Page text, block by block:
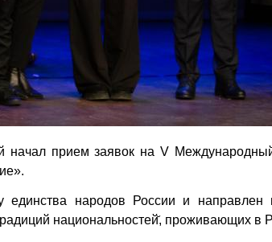
прием заявок на V
единства народов России и направлен
национальностей̆, проживающих в